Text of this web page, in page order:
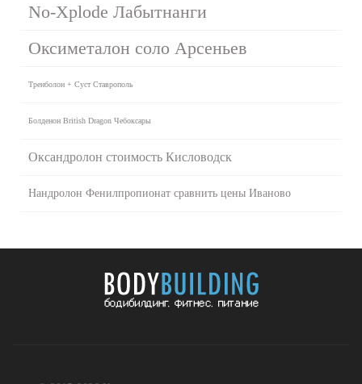
No-Xplode Лабытнанги
Оксиметалон соло Арсеньев
Тренболон + Суст Ставрополь
Болденон British Dragon Чебоксары
Оксандролон стоимость Кисловодск
Нандролон Фенилпропионат сравнить цены Иваново